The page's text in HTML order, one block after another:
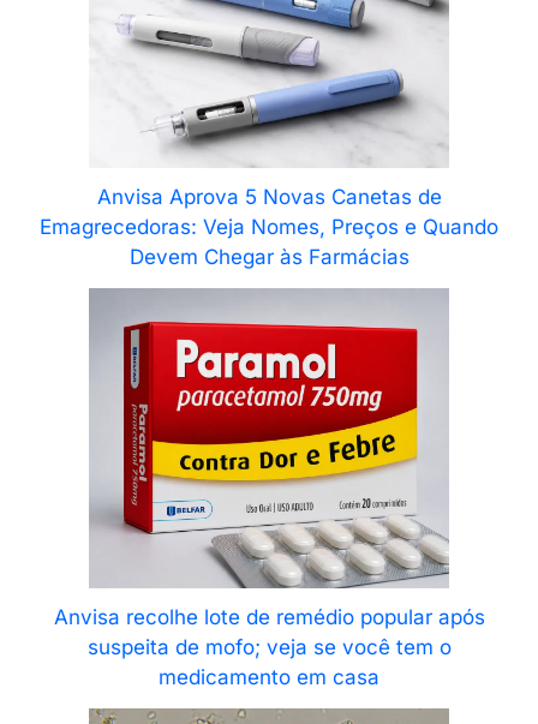
Anvisa Aprova 5 Novas Canetas de
Emagrecedoras: Veja Nomes, Preços e Quando
Devem Chegar às Farmácias
Anvisa recolhe lote de remédio popular após
suspeita de mofo; veja se você tem o
medicamento em casa